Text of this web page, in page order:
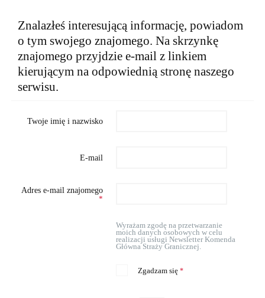
Znalazłeś interesującą informację, powiadom
o tym swojego znajomego. Na skrzynkę
znajomego przyjdzie e-mail z linkiem
kierującym na odpowiednią stronę naszego
serwisu.
Twoje imię i nazwisko
E-mail
Adres e-mail znajomego
*
Wyrażam zgodę na przetwarzanie
moich danych osobowych w celu
realizacji usługi Newsletter Komenda
Główna Straży Granicznej.
Zgadzam się*